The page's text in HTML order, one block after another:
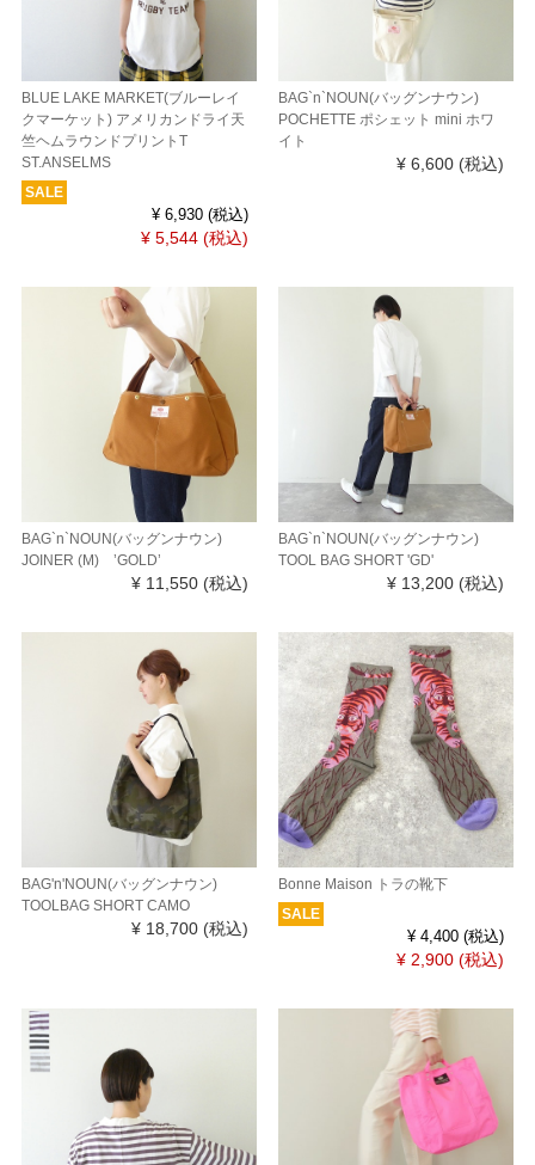
BLUE LAKE MARKET(ブルーレイ
クマーケット) アメリカンドライ天
竺ヘムラウンドプリントT
ST.ANSELMS
SALE
¥ 6,930 (税込)
¥ 5,544 (税込)
BAG`n`NOUN(バッグンナウン)
POCHETTE ポシェット mini ホワ
イト
¥ 6,600 (税込)
BAG`n`NOUN(バッグンナウン)
JOINER (M) ’GOLD’
¥ 11,550 (税込)
BAG`n`NOUN(バッグンナウン)
TOOL BAG SHORT 'GD'
¥ 13,200 (税込)
BAG'n'NOUN(バッグンナウン)
TOOLBAG SHORT CAMO
¥ 18,700 (税込)
Bonne Maison トラの靴下
SALE
¥ 4,400(税込)
¥ 2,900(税込)